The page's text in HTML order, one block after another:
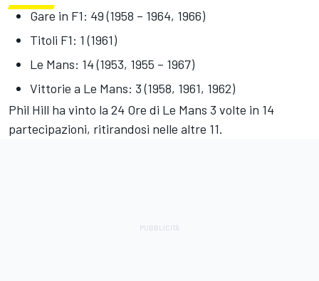
Gare in F1: 49 (1958 – 1964, 1966)
Titoli F1: 1 (1961)
Le Mans: 14 (1953, 1955 – 1967)
Vittorie a Le Mans: 3 (1958, 1961, 1962)
Phil Hill ha vinto la 24 Ore di Le Mans 3 volte in 14
partecipazioni, ritirandosi nelle altre 11.